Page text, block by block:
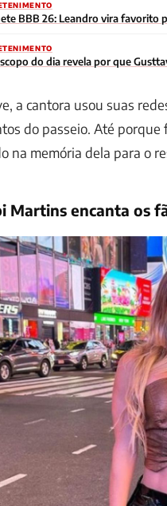
BBB 26: Leandro vira favorito
do dia revela por que
a cantora usou suas
do passeio. Até
na memória dela para o
Martins encanta os